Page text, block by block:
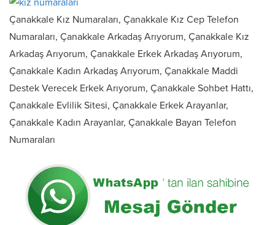
Çanakkale Kız Numaraları, Çanakkale Kız Cep Telefon
Numaraları, Çanakkale Arkadaş Arıyorum, Çanakkale Kız
Arkadaş Arıyorum, Çanakkale Erkek Arkadaş Arıyorum,
Çanakkale Kadın Arkadaş Arıyorum, Çanakkale Maddi
Destek Verecek Erkek Arıyorum, Çanakkale Sohbet Hattı,
Çanakkale Evlilik Sitesi, Çanakkale Erkek Arayanlar,
Çanakkale Kadın Arayanlar, Çanakkale Bayan Telefon
Numaraları